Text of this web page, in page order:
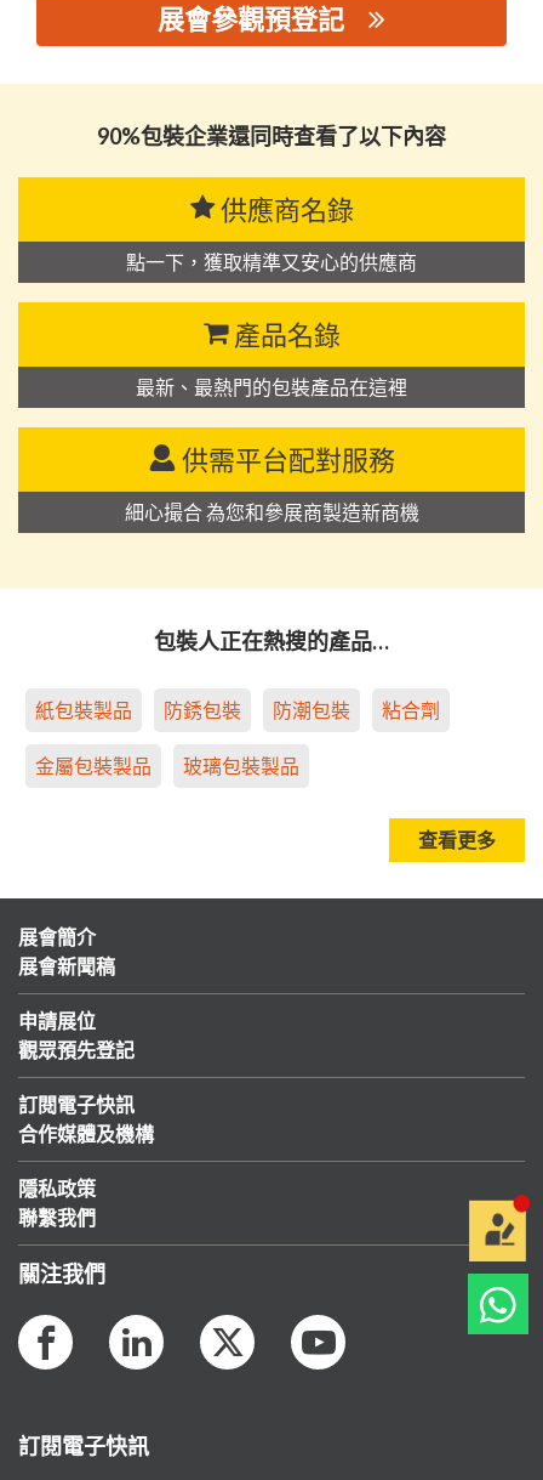
展會參觀預登記
90%包裝企業還同時查看了以下內容
供應商名錄
點一下，獲取精準又安心的供應商
產品名錄
最新、最熱門的包裝產品在這裡
供需平台配對服務
細心撮合 為您和參展商製造新商機
包裝人正在熱搜的產品…
紙包裝製品 防銹包裝 防潮包裝 粘合劑
金屬包裝製品 玻璃包裝製品
查看更多
展會簡介
展會新聞稿
申請展位
觀眾預先登記
訂閱電子快訊
合作媒體及機構
隱私政策
聯繫我們
關注我們
訂閱電子快訊